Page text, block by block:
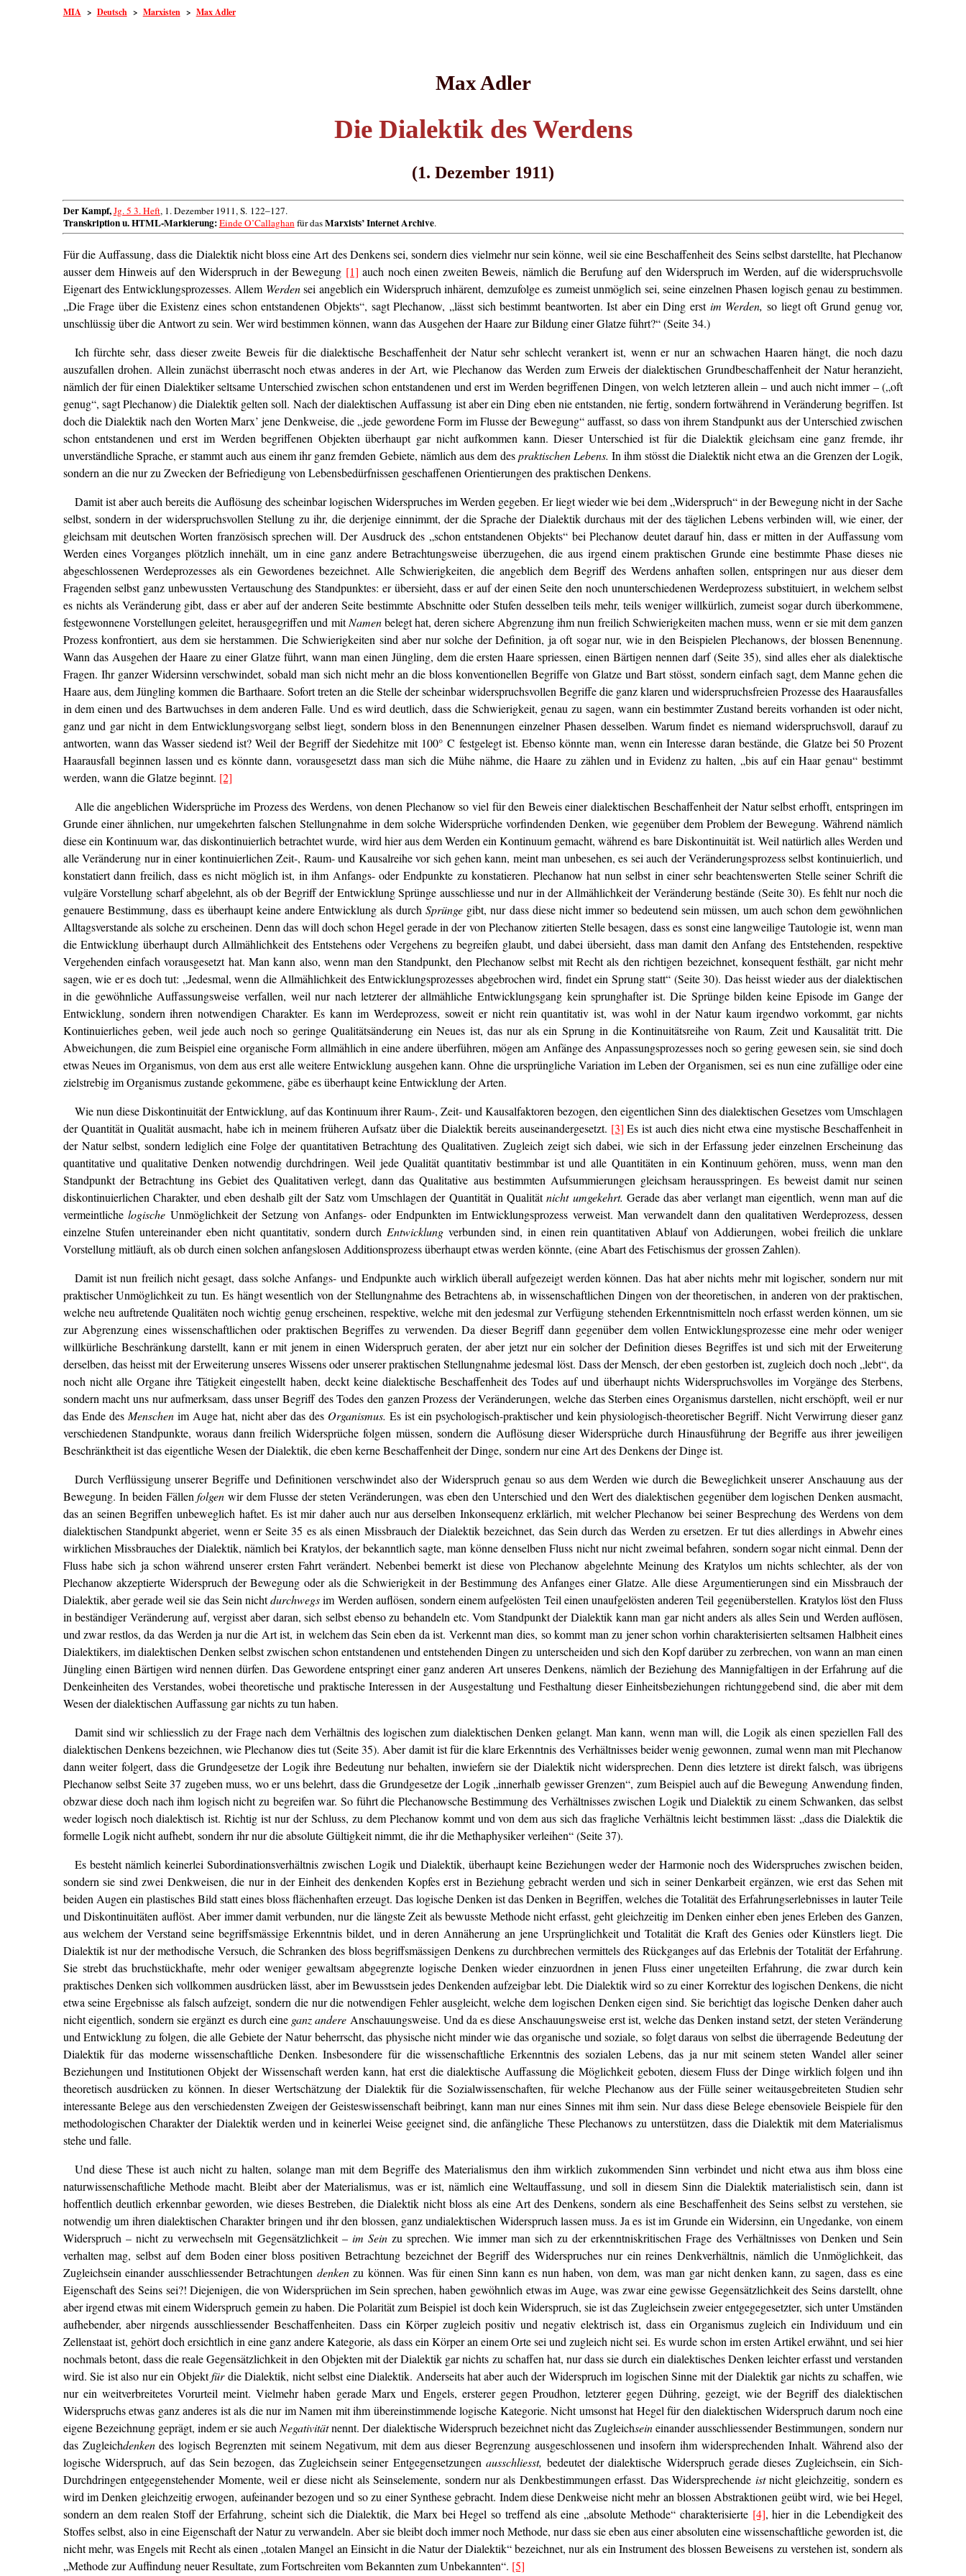
MIA > Deutsch> Marxisten> Max Adler
Max Adler
Die Dialektik des Werdens
(1. Dezember 1911)
Der Kampf,Jg. 5 3. Heft, 1. Dezember 1911, S. 122–127.
Transkription u. HTML-Markierung:Einde O’Callaghanfür dasMarxists’ Internet Archive.
Für die Auffassung, dass die Dialektik nicht bloss eine Art des Denkens sei, sondern dies vielmehr nur sein könne, weil sie eine Beschaffenheit des Seins selbst darstellte, hat Plechanow
ausser dem Hinweis auf den Widerspruch in der Bewegung [1] auch noch einen zweiten Beweis, nämlich die Berufung auf den Widerspruch im Werden, auf die widerspruchsvolle
Eigenart des Entwicklungsprozesses. Allem Werdensei angeblich ein Widerspruch inhärent, demzufolge es zumeist unmöglich sei, seine einzelnen Phasen logisch genau zu bestimmen.
„Die Frage über die Existenz eines schon entstandenen Objekts“, sagt Plechanow, „lässt sich bestimmt beantworten. Ist aber ein Ding erst im Werden, so liegt oft Grund genug vor,
unschlüssig über die Antwort zu sein. Wer wird bestimmen können, wann das Ausgehen der Haare zur Bildung einer Glatze führt?“ (Seite 34.)
Ich fürchte sehr, dass dieser zweite Beweis für die dialektische Beschaffenheit der Natur sehr schlecht verankert ist, wenn er nur an schwachen Haaren hängt, die noch dazu
auszufallen drohen. Allein zunächst überrascht noch etwas anderes in der Art, wie Plechanow das Werden zum Erweis der dialektischen Grundbeschaffenheit der Natur heranzieht,
nämlich der für einen Dialektiker seltsame Unterschied zwischen schon entstandenen und erst im Werden begriffenen Dingen, von welch letzteren allein – und auch nicht immer – („oft
genug“, sagt Plechanow) die Dialektik gelten soll. Nach der dialektischen Auffassung ist aber ein Ding eben nie entstanden, nie fertig, sondern fortwährend in Veränderung begriffen. Ist
doch die Dialektik nach den Worten Marx’ jene Denkweise, die „jede gewordene Form im Flusse der Bewegung“ auffasst, so dass von ihrem Standpunkt aus der Unterschied zwischen
schon entstandenen und erst im Werden begriffenen Objekten überhaupt gar nicht aufkommen kann. Dieser Unterschied ist für die Dialektik gleichsam eine ganz fremde, ihr
unverständliche Sprache, er stammt auch aus einem ihr ganz fremden Gebiete, nämlich aus dem despraktischen Lebens. In ihm stösst die Dialektik nicht etwa an die Grenzen der Logik,
sondern an die nur zu Zwecken der Befriedigung von Lebensbedürfnissen geschaffenen Orientierungen des praktischen Denkens.
Damit ist aber auch bereits die Auflösung des scheinbar logischen Widerspruches im Werden gegeben. Er liegt wieder wie bei dem „Widerspruch“ in der Bewegung nicht in der Sache
selbst, sondern in der widerspruchsvollen Stellung zu ihr, die derjenige einnimmt, der die Sprache der Dialektik durchaus mit der des täglichen Lebens verbinden will, wie einer, der
gleichsam mit deutschen Worten französisch sprechen will. Der Ausdruck des „schon entstandenen Objekts“ bei Plechanow deutet darauf hin, dass er mitten in der Auffassung vom
Werden eines Vorganges plötzlich innehält, um in eine ganz andere Betrachtungsweise überzugehen, die aus irgend einem praktischen Grunde eine bestimmte Phase dieses nie
abgeschlossenen Werdeprozesses als ein Gewordenes bezeichnet. Alle Schwierigkeiten, die angeblich dem Begriff des Werdens anhaften sollen, entspringen nur aus dieser dem
Fragenden selbst ganz unbewussten Vertauschung des Standpunktes: er übersieht, dass er auf der einen Seite den noch ununterschiedenen Werdeprozess substituiert, in welchem selbst
es nichts als Veränderung gibt, dass er aber auf der anderen Seite bestimmte Abschnitte oder Stufen desselben teils mehr, teils weniger willkürlich, zumeist sogar durch überkommene,
festgewonnene Vorstellungen geleitet, herausgegriffen und mitNamenbelegt hat, deren sichere Abgrenzung ihm nun freilich Schwierigkeiten machen muss, wenn er sie mit dem ganzen
Prozess konfrontiert, aus dem sie herstammen. Die Schwierigkeiten sind aber nur solche der Definition, ja oft sogar nur, wie in den Beispielen Plechanows, der blossen Benennung.
Wann das Ausgehen der Haare zu einer Glatze führt, wann man einen Jüngling, dem die ersten Haare spriessen, einen Bärtigen nennen darf (Seite 35), sind alles eher als dialektische
Fragen. Ihr ganzer Widersinn verschwindet, sobald man sich nicht mehr an die bloss konventionellen Begriffe von Glatze und Bart stösst, sondern einfach sagt, dem Manne gehen die
Haare aus, dem Jüngling kommen die Barthaare. Sofort treten an die Stelle der scheinbar widerspruchsvollen Begriffe die ganz klaren und widerspruchsfreien Prozesse des Haarausfalles
in dem einen und des Bartwuchses in dem anderen Falle. Und es wird deutlich, dass die Schwierigkeit, genau zu sagen, wann ein bestimmter Zustand bereits vorhanden ist oder nicht,
ganz und gar nicht in dem Entwicklungsvorgang selbst liegt, sondern bloss in den Benennungen einzelner Phasen desselben. Warum findet es niemand widerspruchsvoll, darauf zu
antworten, wann das Wasser siedend ist? Weil der Begriff der Siedehitze mit 100° C festgelegt ist. Ebenso könnte man, wenn ein Interesse daran bestände, die Glatze bei 50 Prozent
Haarausfall beginnen lassen und es könnte dann, vorausgesetzt dass man sich die Mühe nähme, die Haare zu zählen und in Evidenz zu halten, „bis auf ein Haar genau“ bestimmt
werden, wann die Glatze beginnt. [2]
Alle die angeblichen Widersprüche im Prozess des Werdens, von denen Plechanow so viel für den Beweis einer dialektischen Beschaffenheit der Natur selbst erhofft, entspringen im
Grunde einer ähnlichen, nur umgekehrten falschen Stellungnahme in dem solche Widersprüche vorfindenden Denken, wie gegenüber dem Problem der Bewegung. Während nämlich
diese ein Kontinuum war, das diskontinuierlich betrachtet wurde, wird hier aus dem Werden ein Kontinuum gemacht, während es bare Diskontinuität ist. Weil natürlich alles Werden und
alle Veränderung nur in einer kontinuierlichen Zeit-, Raum- und Kausalreihe vor sich gehen kann, meint man unbesehen, es sei auch der Veränderungsprozess selbst kontinuierlich, und
konstatiert dann freilich, dass es nicht möglich ist, in ihm Anfangs- oder Endpunkte zu konstatieren. Plechanow hat nun selbst in einer sehr beachtenswerten Stelle seiner Schrift die
vulgäre Vorstellung scharf abgelehnt, als ob der Begriff der Entwicklung Sprünge ausschliesse und nur in der Allmählichkeit der Veränderung bestände (Seite 30). Es fehlt nur noch die
genauere Bestimmung, dass es überhaupt keine andere Entwicklung als durchSprünge gibt, nur dass diese nicht immer so bedeutend sein müssen, um auch schon dem gewöhnlichen
Alltagsverstande als solche zu erscheinen. Denn das will doch schon Hegel gerade in der von Plechanow zitierten Stelle besagen, dass es sonst eine langweilige Tautologie ist, wenn man
die Entwicklung überhaupt durch Allmählichkeit des Entstehens oder Vergehens zu begreifen glaubt, und dabei übersieht, dass man damit den Anfang des Entstehenden, respektive
Vergehenden einfach vorausgesetzt hat. Man kann also, wenn man den Standpunkt, den Plechanow selbst mit Recht als den richtigen bezeichnet, konsequent festhält, gar nicht mehr
sagen, wie er es doch tut: „Jedesmal, wenn die Allmählichkeit des Entwicklungsprozesses abgebrochen wird, findet ein Sprung statt“ (Seite 30). Das heisst wieder aus der dialektischen
in die gewöhnliche Auffassungsweise verfallen, weil nur nach letzterer der allmähliche Entwicklungsgang kein sprunghafter ist. Die Sprünge bilden keine Episode im Gange der
Entwicklung, sondern ihren notwendigen Charakter. Es kann im Werdeprozess, soweit er nicht rein quantitativ ist, was wohl in der Natur kaum irgendwo vorkommt, gar nichts
Kontinuierliches geben, weil jede auch noch so geringe Qualitätsänderung ein Neues ist, das nur als ein Sprung in die Kontinuitätsreihe von Raum, Zeit und Kausalität tritt. Die
Abweichungen, die zum Beispiel eine organische Form allmählich in eine andere überführen, mögen am Anfänge des Anpassungsprozesses noch so gering gewesen sein, sie sind doch
etwas Neues im Organismus, von dem aus erst alle weitere Entwicklung ausgehen kann. Ohne die ursprüngliche Variation im Leben der Organismen, sei es nun eine zufällige oder eine
zielstrebig im Organismus zustande gekommene, gäbe es überhaupt keine Entwicklung der Arten.
Wie nun diese Diskontinuität der Entwicklung, auf das Kontinuum ihrer Raum-, Zeit- und Kausalfaktoren bezogen, den eigentlichen Sinn des dialektischen Gesetzes vom Umschlagen
der Quantität in Qualität ausmacht, habe ich in meinem früheren Aufsatz über die Dialektik bereits auseinandergesetzt. [3] Es ist auch dies nicht etwa eine mystische Beschaffenheit in
der Natur selbst, sondern lediglich eine Folge der quantitativen Betrachtung des Qualitativen. Zugleich zeigt sich dabei, wie sich in der Erfassung jeder einzelnen Erscheinung das
quantitative und qualitative Denken notwendig durchdringen. Weil jede Qualität quantitativ bestimmbar ist und alle Quantitäten in ein Kontinuum gehören, muss, wenn man den
Standpunkt der Betrachtung ins Gebiet des Qualitativen verlegt, dann das Qualitative aus bestimmten Aufsummierungen gleichsam herausspringen. Es beweist damit nur seinen
diskontinuierlichen Charakter, und eben deshalb gilt der Satz vom Umschlagen der Quantität in Qualitätnicht umgekehrt. Gerade das aber verlangt man eigentlich, wenn man auf die
vermeintlichelogische Unmöglichkeit der Setzung von Anfangs- oder Endpunkten im Entwicklungsprozess verweist. Man verwandelt dann den qualitativen Werdeprozess, dessen
einzelne Stufen untereinander eben nicht quantitativ, sondern durch Entwicklungverbunden sind, in einen rein quantitativen Ablauf von Addierungen, wobei freilich die unklare
Vorstellung mitläuft, als ob durch einen solchen anfangslosen Additionsprozess überhaupt etwas werden könnte, (eine Abart des Fetischismus der grossen Zahlen).
Damit ist nun freilich nicht gesagt, dass solche Anfangs- und Endpunkte auch wirklich überall aufgezeigt werden können. Das hat aber nichts mehr mit logischer, sondern nur mit
praktischer Unmöglichkeit zu tun. Es hängt wesentlich von der Stellungnahme des Betrachtens ab, in wissenschaftlichen Dingen von der theoretischen, in anderen von der praktischen,
welche neu auftretende Qualitäten noch wichtig genug erscheinen, respektive, welche mit den jedesmal zur Verfügung stehenden Erkenntnismitteln noch erfasst werden können, um sie
zur Abgrenzung eines wissenschaftlichen oder praktischen Begriffes zu verwenden. Da dieser Begriff dann gegenüber dem vollen Entwicklungsprozesse eine mehr oder weniger
willkürliche Beschränkung darstellt, kann er mit jenem in einen Widerspruch geraten, der aber jetzt nur ein solcher der Definition dieses Begriffes ist und sich mit der Erweiterung
derselben, das heisst mit der Erweiterung unseres Wissens oder unserer praktischen Stellungnahme jedesmal löst. Dass der Mensch, der eben gestorben ist, zugleich doch noch „lebt“, da
noch nicht alle Organe ihre Tätigkeit eingestellt haben, deckt keine dialektische Beschaffenheit des Todes auf und überhaupt nichts Widerspruchsvolles im Vorgänge des Sterbens,
sondern macht uns nur aufmerksam, dass unser Begriff des Todes den ganzen Prozess der Veränderungen, welche das Sterben eines Organismus darstellen, nicht erschöpft, weil er nur
das Ende des Menschenim Auge hat, nicht aber das des Organismus. Es ist ein psychologisch-praktischer und kein physiologisch-theoretischer Begriff. Nicht Verwirrung dieser ganz
verschiedenen Standpunkte, woraus dann freilich Widersprüche folgen müssen, sondern die Auflösung dieser Widersprüche durch Hinausführung der Begriffe aus ihrer jeweiligen
Beschränktheit ist das eigentliche Wesen der Dialektik, die eben kerne Beschaffenheit der Dinge, sondern nur eine Art des Denkens der Dinge ist.
Durch Verflüssigung unserer Begriffe und Definitionen verschwindet also der Widerspruch genau so aus dem Werden wie durch die Beweglichkeit unserer Anschauung aus der
Bewegung. In beiden Fällenfolgen wir dem Flusse der steten Veränderungen, was eben den Unterschied und den Wert des dialektischen gegenüber dem logischen Denken ausmacht,
das an seinen Begriffen unbeweglich haftet. Es ist mir daher auch nur aus derselben Inkonsequenz erklärlich, mit welcher Plechanow bei seiner Besprechung des Werdens von dem
dialektischen Standpunkt abgeriet, wenn er Seite 35 es als einen Missbrauch der Dialektik bezeichnet, das Sein durch das Werden zu ersetzen. Er tut dies allerdings in Abwehr eines
wirklichen Missbrauches der Dialektik, nämlich bei Kratylos, der bekanntlich sagte, man könne denselben Fluss nicht nur nicht zweimal befahren, sondern sogar nicht einmal. Denn der
Fluss habe sich ja schon während unserer ersten Fahrt verändert. Nebenbei bemerkt ist diese von Plechanow abgelehnte Meinung des Kratylos um nichts schlechter, als der von
Plechanow akzeptierte Widerspruch der Bewegung oder als die Schwierigkeit in der Bestimmung des Anfanges einer Glatze. Alle diese Argumentierungen sind ein Missbrauch der
Dialektik, aber gerade weil sie das Sein nichtdurchwegsim Werden auflösen, sondern einem aufgelösten Teil einen unaufgelösten anderen Teil gegenüberstellen. Kratylos löst den Fluss
in beständiger Veränderung auf, vergisst aber daran, sich selbst ebenso zu behandeln etc. Vom Standpunkt der Dialektik kann man gar nicht anders als alles Sein und Werden auflösen,
und zwar restlos, da das Werden ja nur die Art ist, in welchem das Sein eben da ist. Verkennt man dies, so kommt man zu jener schon vorhin charakterisierten seltsamen Halbheit eines
Dialektikers, im dialektischen Denken selbst zwischen schon entstandenen und entstehenden Dingen zu unterscheiden und sich den Kopf darüber zu zerbrechen, von wann an man einen
Jüngling einen Bärtigen wird nennen dürfen. Das Gewordene entspringt einer ganz anderen Art unseres Denkens, nämlich der Beziehung des Mannigfaltigen in der Erfahrung auf die
Denkeinheiten des Verstandes, wobei theoretische und praktische Interessen in der Ausgestaltung und Festhaltung dieser Einheitsbeziehungen richtunggebend sind, die aber mit dem
Wesen der dialektischen Auffassung gar nichts zu tun haben.
Damit sind wir schliesslich zu der Frage nach dem Verhältnis des logischen zum dialektischen Denken gelangt. Man kann, wenn man will, die Logik als einen speziellen Fall des
dialektischen Denkens bezeichnen, wie Plechanow dies tut (Seite 35). Aber damit ist für die klare Erkenntnis des Verhältnisses beider wenig gewonnen, zumal wenn man mit Plechanow
dann weiter folgert, dass die Grundgesetze der Logik ihre Bedeutung nur behalten, inwiefern sie der Dialektik nicht widersprechen. Denn dies letztere ist direkt falsch, was übrigens
Plechanow selbst Seite 37 zugeben muss, wo er uns belehrt, dass die Grundgesetze der Logik „innerhalb gewisser Grenzen“, zum Beispiel auch auf die Bewegung Anwendung finden,
obzwar diese doch nach ihm logisch nicht zu begreifen war. So führt die Plechanowsche Bestimmung des Verhältnisses zwischen Logik und Dialektik zu einem Schwanken, das selbst
weder logisch noch dialektisch ist. Richtig ist nur der Schluss, zu dem Plechanow kommt und von dem aus sich das fragliche Verhältnis leicht bestimmen lässt: „dass die Dialektik die
formelle Logik nicht aufhebt, sondern ihr nur die absolute Gültigkeit nimmt, die ihr die Methaphysiker verleihen“ (Seite 37).
Es besteht nämlich keinerlei Subordinationsverhältnis zwischen Logik und Dialektik, überhaupt keine Beziehungen weder der Harmonie noch des Widerspruches zwischen beiden,
sondern sie sind zwei Denkweisen, die nur in der Einheit des denkenden Kopfes erst in Beziehung gebracht werden und sich in seiner Denkarbeit ergänzen, wie erst das Sehen mit
beiden Augen ein plastisches Bild statt eines bloss flächenhaften erzeugt. Das logische Denken ist das Denken in Begriffen, welches die Totalität des Erfahrungserlebnisses in lauter Teile
und Diskontinuitäten auflöst. Aber immer damit verbunden, nur die längste Zeit als bewusste Methode nicht erfasst, geht gleichzeitig im Denken einher eben jenes Erleben des Ganzen,
aus welchem der Verstand seine begriffsmässige Erkenntnis bildet, und in deren Annäherung an jene Ursprünglichkeit und Totalität die Kraft des Genies oder Künstlers liegt. Die
Dialektik ist nur der methodische Versuch, die Schranken des bloss begriffsmässigen Denkens zu durchbrechen vermittels des Rückganges auf das Erlebnis der Totalität der Erfahrung.
Sie strebt das bruchstückhafte, mehr oder weniger gewaltsam abgegrenzte logische Denken wieder einzuordnen in jenen Fluss einer ungeteilten Erfahrung, die zwar durch kein
praktisches Denken sich vollkommen ausdrücken lässt, aber im Bewusstsein jedes Denkenden aufzeigbar lebt. Die Dialektik wird so zu einer Korrektur des logischen Denkens, die nicht
etwa seine Ergebnisse als falsch aufzeigt, sondern die nur die notwendigen Fehler ausgleicht, welche dem logischen Denken eigen sind. Sie berichtigt das logische Denken daher auch
nicht eigentlich, sondern sie ergänzt es durch eine ganz andere Anschauungsweise. Und da es diese Anschauungsweise erst ist, welche das Denken instand setzt, der steten Veränderung
und Entwicklung zu folgen, die alle Gebiete der Natur beherrscht, das physische nicht minder wie das organische und soziale, so folgt daraus von selbst die überragende Bedeutung der
Dialektik für das moderne wissenschaftliche Denken. Insbesondere für die wissenschaftliche Erkenntnis des sozialen Lebens, das ja nur mit seinem steten Wandel aller seiner
Beziehungen und Institutionen Objekt der Wissenschaft werden kann, hat erst die dialektische Auffassung die Möglichkeit geboten, diesem Fluss der Dinge wirklich folgen und ihn
theoretisch ausdrücken zu können. In dieser Wertschätzung der Dialektik für die Sozialwissenschaften, für welche Plechanow aus der Fülle seiner weitausgebreiteten Studien sehr
interessante Belege aus den verschiedensten Zweigen der Geisteswissenschaft beibringt, kann man nur eines Sinnes mit ihm sein. Nur dass diese Belege ebensoviele Beispiele für den
methodologischen Charakter der Dialektik werden und in keinerlei Weise geeignet sind, die anfängliche These Plechanows zu unterstützen, dass die Dialektik mit dem Materialismus
stehe und falle.
Und diese These ist auch nicht zu halten, solange man mit dem Begriffe des Materialismus den ihm wirklich zukommenden Sinn verbindet und nicht etwa aus ihm bloss eine
naturwissenschaftliche Methode macht. Bleibt aber der Materialismus, was er ist, nämlich eine Weltauffassung, und soll in diesem Sinn die Dialektik materialistisch sein, dann ist
hoffentlich deutlich erkennbar geworden, wie dieses Bestreben, die Dialektik nicht bloss als eine Art des Denkens, sondern als eine Beschaffenheit des Seins selbst zu verstehen, sie
notwendig um ihren dialektischen Charakter bringen und ihr den blossen, ganz undialektischen Widerspruch lassen muss. Ja es ist im Grunde ein Widersinn, ein Ungedanke, von einem
Widerspruch – nicht zu verwechseln mit Gegensätzlichkeit – im Sein zu sprechen. Wie immer man sich zu der erkenntniskritischen Frage des Verhältnisses von Denken und Sein
verhalten mag, selbst auf dem Boden einer bloss positiven Betrachtung bezeichnet der Begriff des Widerspruches nur ein reines Denkverhältnis, nämlich die Unmöglichkeit, das
Zugleichsein einander ausschliessender Betrachtungen denkenzu können. Was für einen Sinn kann es nun haben, von dem, was man gar nicht denken kann, zu sagen, dass es eine
Eigenschaft des Seins sei?! Diejenigen, die von Widersprüchen im Sein sprechen, haben gewöhnlich etwas im Auge, was zwar eine gewisse Gegensätzlichkeit des Seins darstellt, ohne
aber irgend etwas mit einem Widerspruch gemein zu haben. Die Polarität zum Beispiel ist doch kein Widerspruch, sie ist das Zugleichsein zweier entgegegesetzter, sich unter Umständen
aufhebender, aber nirgends ausschliessender Beschaffenheiten. Dass ein Körper zugleich positiv und negativ elektrisch ist, dass ein Organismus zugleich ein Individuum und ein
Zellenstaat ist, gehört doch ersichtlich in eine ganz andere Kategorie, als dass ein Körper an einem Orte sei und zugleich nicht sei. Es wurde schon im ersten Artikel erwähnt, und sei hier
nochmals betont, dass die reale Gegensätzlichkeit in den Objekten mit der Dialektik gar nichts zu schaffen hat, nur dass sie durch ein dialektisches Denken leichter erfasst und verstanden
wird. Sie ist also nur ein Objektfürdie Dialektik, nicht selbst eine Dialektik. Anderseits hat aber auch der Widerspruch im logischen Sinne mit der Dialektik gar nichts zu schaffen, wie
nur ein weitverbreitetes Vorurteil meint. Vielmehr haben gerade Marx und Engels, ersterer gegen Proudhon, letzterer gegen Dühring, gezeigt, wie der Begriff des dialektischen
Widerspruchs etwas ganz anderes ist als die nur im Namen mit ihm übereinstimmende logische Kategorie. Nicht umsonst hat Hegel für den dialektischen Widerspruch darum noch eine
eigene Bezeichnung geprägt, indem er sie auch Negativitätnennt. Der dialektische Widerspruch bezeichnet nicht das Zugleichseineinander ausschliessender Bestimmungen, sondern nur
das Zugleichdenkendes logisch Begrenzten mit seinem Negativum, mit dem aus dieser Begrenzung ausgeschlossenen und insofern ihm widersprechenden Inhalt. Während also der
logische Widerspruch, auf das Sein bezogen, das Zugleichsein seiner Entgegensetzungenausschliesst, bedeutet der dialektische Widerspruch gerade dieses Zugleichsein, ein Sich-
Durchdringen entgegenstehender Momente, weil er diese nicht als Seinselemente, sondern nur als Denkbestimmungen erfasst. Das Widersprechende istnicht gleichzeitig, sondern es
wird im Denken gleichzeitig erwogen, aufeinander bezogen und so zu einer Synthese gebracht. Indem diese Denkweise nicht mehr an blossen Abstraktionen geübt wird, wie bei Hegel,
sondern an dem realen Stoff der Erfahrung, scheint sich die Dialektik, die Marx bei Hegel so treffend als eine „absolute Methode“ charakterisierte [4], hier in die Lebendigkeit des
Stoffes selbst, also in eine Eigenschaft der Natur zu verwandeln. Aber sie bleibt doch immer noch Methode, nur dass sie eben aus einer absoluten eine wissenschaftliche geworden ist, die
nicht mehr, was Engels mit Recht als einen „totalen Mangel an Einsicht in die Natur der Dialektik“ bezeichnet, nur als ein Instrument des blossen Beweisens zu verstehen ist, sondern als
„Methode zur Auffindung neuer Resultate, zum Fortschreiten vom Bekannten zum Unbekannten“. [5]